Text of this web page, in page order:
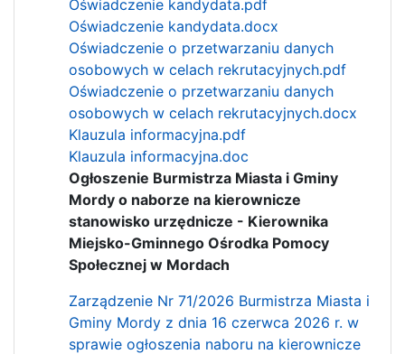
Oświadczenie kandydata.pdf
Oświadczenie kandydata.docx
Oświadczenie o przetwarzaniu danych
osobowych w celach rekrutacyjnych.pdf
Oświadczenie o przetwarzaniu danych
osobowych w celach rekrutacyjnych.docx
Klauzula informacyjna.pdf
Klauzula informacyjna.doc
Ogłoszenie Burmistrza Miasta i Gminy
Mordy o naborze na kierownicze
stanowisko urzędnicze - Kierownika
Miejsko-Gminnego Ośrodka Pomocy
Społecznej w Mordach
Zarządzenie Nr 71/2026 Burmistrza Miasta i
Gminy Mordy z dnia 16 czerwca 2026 r. w
sprawie ogłoszenia naboru na kierownicze